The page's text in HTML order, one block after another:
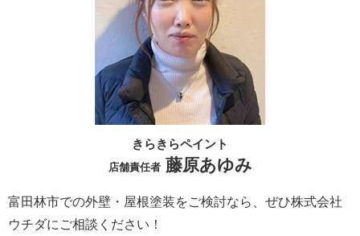
きらきらペイント
店舗責任者藤原あゆみ
富田林市での外壁・屋根塗装をご検討なら、ぜひ株式会社
ウチダにご相談ください！